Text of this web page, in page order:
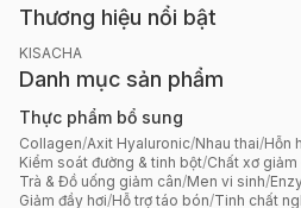
Thương hiệu nổi bật
KISACHA
Danh mục sản phẩm
Thực phẩm bổ sung
Collagen/Axit Hyaluronic/Nhau thai/Hỗn
Kiểm soát đường & tinh bột/Chất xơ giảm
Trà & Đồ uống giảm cân/Men vi sinh/
Giảm đầy hơi/Hỗ trợ táo bón/Tinh chất